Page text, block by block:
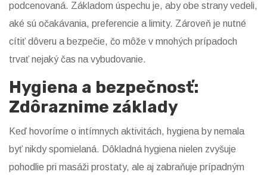
podcenovaná. Základom úspechu je, aby obe strany vedeli,
aké sú očakávania, preferencie a limity. Zároveň je nutné
cítiť dôveru a bezpečie, čo môže v mnohých prípadoch
trvať nejaký čas na vybudovanie.
Hygiena a bezpečnosť:
Zdôraznime základy
Keď hovoríme o intímnych aktivitách, hygiena by nemala
byť nikdy spomielaná. Dôkladná hygiena nielen zvyšuje
pohodlie pri masáži prostaty, ale aj zabraňuje prípadným